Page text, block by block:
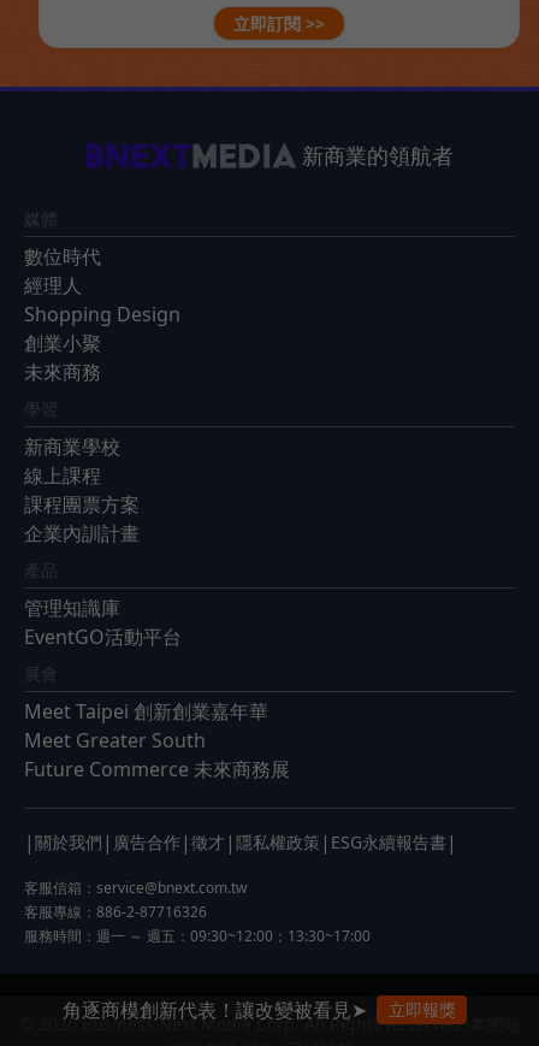
立即訂閱 >>
新商業的領航者
媒體
數位時代
經理人
Shopping Design
創業小聚
未來商務
學習
新商業學校
線上課程
課程團票方案
企業內訓計畫
產品
管理知識庫
EventGO活動平台
展會
Meet Taipei 創新創業嘉年華
Meet Greater South
Future Commerce 未來商務展
| 關於我們 | 廣告合作 | 徵才 | 隱私權政策 | ESG永續報告書 |
客服信箱： service@bnext.com.tw
客服專線：886-2-87716326
服務時間：週一 ～ 週五：09:30~12:00；13:30~17:00
© 2026 Business Next Media Corp. All Rights Reserved. 本網站
角逐商模創新代表！讓改變被看見➤ 立即報獎